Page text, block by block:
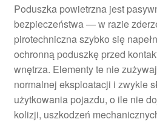
Poduszka powietrzna jest
bezpieczeństwa — w razie
pirotechniczna szybko się
ochronną poduszkę przed
wnętrza. Elementy te nie
normalnej eksploatacji i zwykle
użytkowania pojazdu, o ile nie
kolizji, uszkodzeń